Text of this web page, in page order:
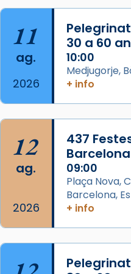
«Si vols saber què
Santes a Mataró»🥵.
Photo
View on Facebook ·
Jaume, fill de
seu germà Joan i
acompanyava més
Segons el llibre dels
apòstol màrtir,
Herodes Agripa (vers
Regnes castellans i
11
ag.
2026
30 a 60
10:00
Medjugorje,
+ info
12
ag.
2026
437
09:00
Plaça Nova,
Barcelona,
+ info